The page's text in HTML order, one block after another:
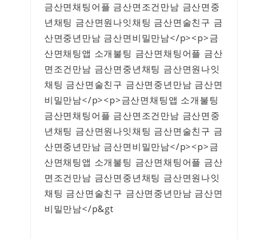
금산면채팅어플 금산면조건만남 금산면중
년채팅 금산면원나잇채팅 금산면술친구 금
산면중년만남 금산면비밀만남</p><p>금
산면채팅앱 소개불팅 금산면채팅어플 금산
면조건만남 금산면중년채팅 금산면원나잇
채팅 금산면술친구 금산면중년만남 금산면
비밀만남</p><p>금산면채팅앱 소개불팅
금산면채팅어플 금산면조건만남 금산면중
년채팅 금산면원나잇채팅 금산면술친구 금
산면중년만남 금산면비밀만남</p><p>금
산면채팅앱 소개불팅 금산면채팅어플 금산
면조건만남 금산면중년채팅 금산면원나잇
채팅 금산면술친구 금산면중년만남 금산면
비밀만남</p&gt